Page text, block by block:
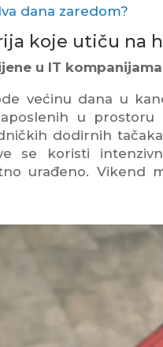
dana zaredom?
koje utiču na
u IT kompanijama
većinu dana u
u
dodirnih
se koristi
urađeno. Vikend